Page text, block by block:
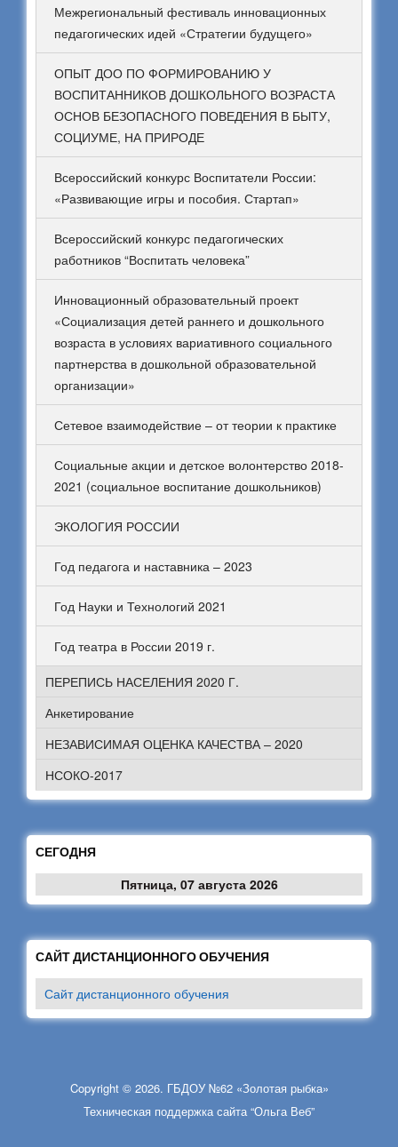
Межрегиональный фестиваль инновационных
педагогических идей «Стратегии будущего»
ОПЫТ ДОО ПО ФОРМИРОВАНИЮ У
ВОСПИТАННИКОВ ДОШКОЛЬНОГО ВОЗРАСТА
ОСНОВ БЕЗОПАСНОГО ПОВЕДЕНИЯ В БЫТУ,
СОЦИУМЕ, НА ПРИРОДЕ
Всероссийский конкурс Воспитатели России:
«Развивающие игры и пособия. Стартап»
Всероссийский конкурс педагогических
работников “Воспитать человека”
Инновационный образовательный проект
«Социализация детей раннего и дошкольного
возраста в условиях вариативного социального
партнерства в дошкольной образовательной
организации»
Сетевое взаимодействие – от теории к практике
Социальные акции и детское волонтерство 2018-
2021 (социальное воспитание дошкольников)
ЭКОЛОГИЯ РОССИИ
Год педагога и наставника – 2023
Год Науки и Технологий 2021
Год театра в России 2019 г.
ПЕРЕПИСЬ НАСЕЛЕНИЯ 2020 Г.
Анкетирование
НЕЗАВИСИМАЯ ОЦЕНКА КАЧЕСТВА – 2020
НСОКО-2017
СЕГОДНЯ
Пятница, 07 августа 2026
САЙТ ДИСТАНЦИОННОГО ОБУЧЕНИЯ
Сайт дистанционного обучения
Copyright © 2026. ГБДОУ №62 «Золотая рыбка»
Техническая поддержка сайта “Ольга Веб”